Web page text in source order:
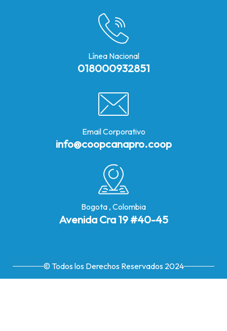
Línea Nacional
018000932851
Email Corporativo
info@coopcanapro.coop
Bogota , Colombia
Avenida Cra 19 #40-45
© Todos los Derechos Reservados 2024